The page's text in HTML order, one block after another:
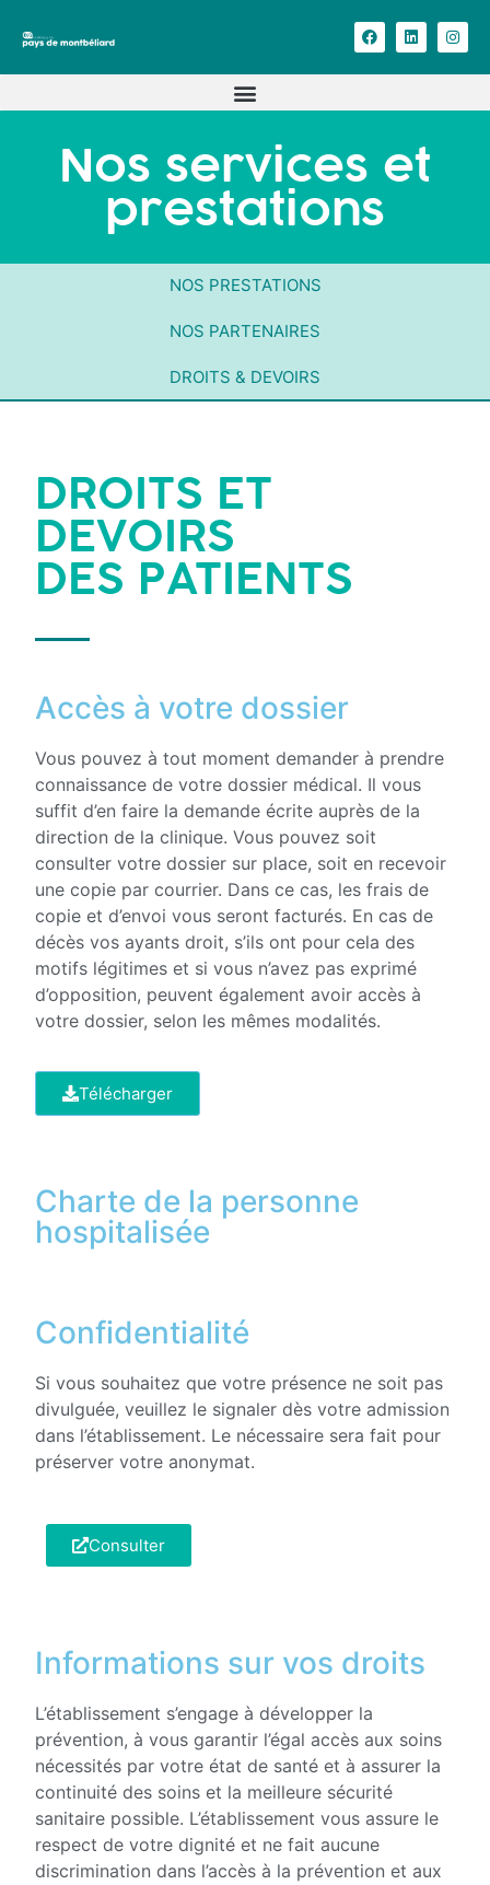
Nos services et
prestations
NOS PRESTATIONS
NOS PARTENAIRES
DROITS & DEVOIRS
DROITS ET
DEVOIRS
DES PATIENTS
Accès à votre dossier
Vous pouvez à tout moment demander à prendre
connaissance de votre dossier médical. Il vous
suffit d’en faire la demande écrite auprès de la
direction de la clinique. Vous pouvez soit
consulter votre dossier sur place, soit en recevoir
une copie par courrier. Dans ce cas, les frais de
copie et d’envoi vous seront facturés. En cas de
décès vos ayants droit, s’ils ont pour cela des
motifs légitimes et si vous n’avez pas exprimé
d’opposition, peuvent également avoir accès à
votre dossier, selon les mêmes modalités.
Télécharger
Charte de la personne
hospitalisée
Confidentialité
Si vous souhaitez que votre présence ne soit pas
divulguée, veuillez le signaler dès votre admission
dans l’établissement. Le nécessaire sera fait pour
préserver votre anonymat.
Consulter
Informations sur vos droits
L’établissement s’engage à développer la
prévention, à vous garantir l’égal accès aux soins
nécessités par votre état de santé et à assurer la
continuité des soins et la meilleure sécurité
sanitaire possible. L’établissement vous assure le
respect de votre dignité et ne fait aucune
discrimination dans l’accès à la prévention et aux